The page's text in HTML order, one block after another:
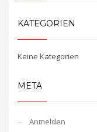
KATEGORIEN
Keine Kategorien
META
Anmelden